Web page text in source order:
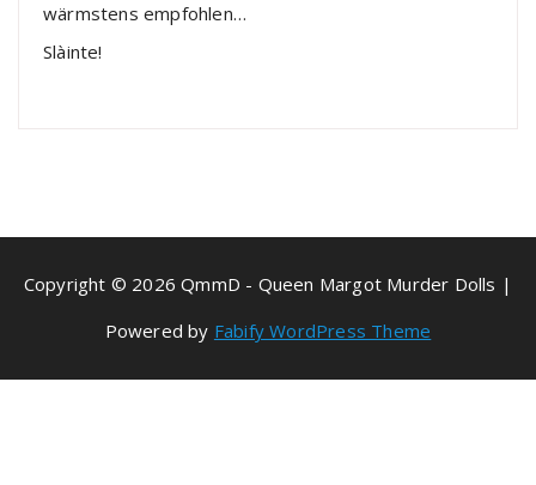
wärmstens empfohlen…
Slàinte!
Copyright © 2026 QmmD - Queen Margot Murder Dolls |
Powered by Fabify WordPress Theme